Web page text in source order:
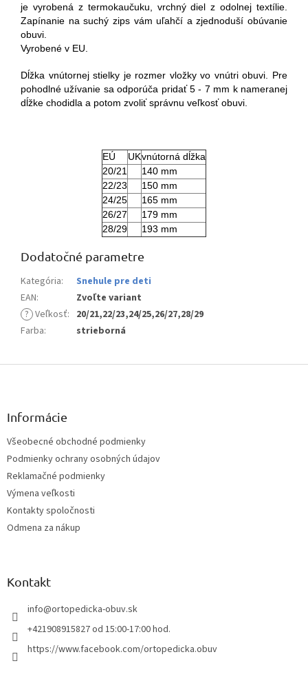
je vyrobená z termokaučuku, vrchný diel z odolnej textílie.
Zapínanie na suchý zips vám uľahčí a zjednoduší obúvanie
obuvi.
Vyrobené v EU.
Dĺžka vnútornej stielky je rozmer vložky vo vnútri obuvi. Pre
pohodlné užívanie sa odporúča pridať 5 - 7 mm k nameranej
dĺžke chodidla a potom zvoliť správnu veľkosť obuvi.
EÚ UKvnútorná dĺžka
20/21
140 mm
22/23
150 mm
24/25
165 mm
26/27
179 mm
28/29
193 mm
Dodatočné parametre
Kategória:
Snehule pre deti
EAN:
Zvoľte variant
? Veľkosť: 20/21,22/23,24/25,26/27,28/29
Farba: strieborná
Informácie
Všeobecné obchodné podmienky
Podmienky ochrany osobných údajov
Reklamačné podmienky
Výmena veľkosti
Kontakty spoločnosti
Odmena za nákup
Kontakt
info@ortopedicka-obuv.sk
+421908915827 od 15:00-17:00 hod.
https://www.facebook.com/ortopedicka.obuv